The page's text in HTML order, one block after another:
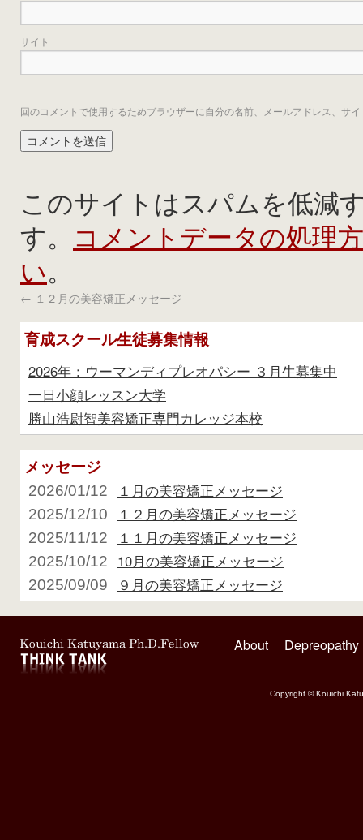
サイト
回のコメントで使用するためブラウザーに自分の名前、メールアドレス、サ
このサイトはスパムを低減
す。
コメントデータの処理
い。
← １２月の美容矯正メッセージ
育成スクール生徒募集情報
2026年：ウーマンディプレオパシー ３月生募集中
一日小顔レッスン大学
勝山浩尉智美容矯正専門カレッジ本校
メッセージ
2026/01/12 １月の美容矯正メッセージ
2025/12/10 １２月の美容矯正メッセージ
2025/11/12 １１月の美容矯正メッセージ
2025/10/12 10月の美容矯正メッセージ
2025/09/09 ９月の美容矯正メッセージ
About Depreopathy
Copyright © Kouichi